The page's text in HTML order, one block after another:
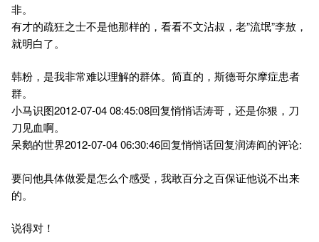
非。
有才的疏狂之士不是他那样的，看看不文沾叔，老”流氓”李敖，
就明白了。
韩粉，是我非常难以理解的群体。简直的，斯德哥尔摩症患者
群。
小马识图2012-07-04 08:45:08回复悄悄话涛哥，还是你狠，刀
刀见血啊。
呆鹅的世界2012-07-04 06:30:46回复悄悄话回复润涛阎的评论:
要问他具体做爱是怎么个感受，我敢百分之百保证他说不出来
的。
说得对！